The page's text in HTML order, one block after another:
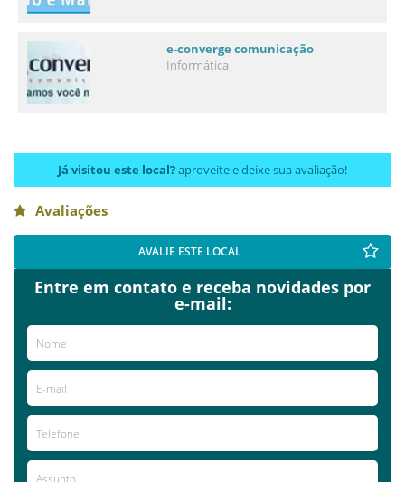
e-converge comunicação
Informática
Já visitou este local?aproveite e deixe sua avaliação!
Avaliações
AVALIE ESTE LOCAL
Entre em contato e receba novidades por
e-mail: